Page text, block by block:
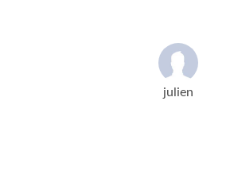
julien